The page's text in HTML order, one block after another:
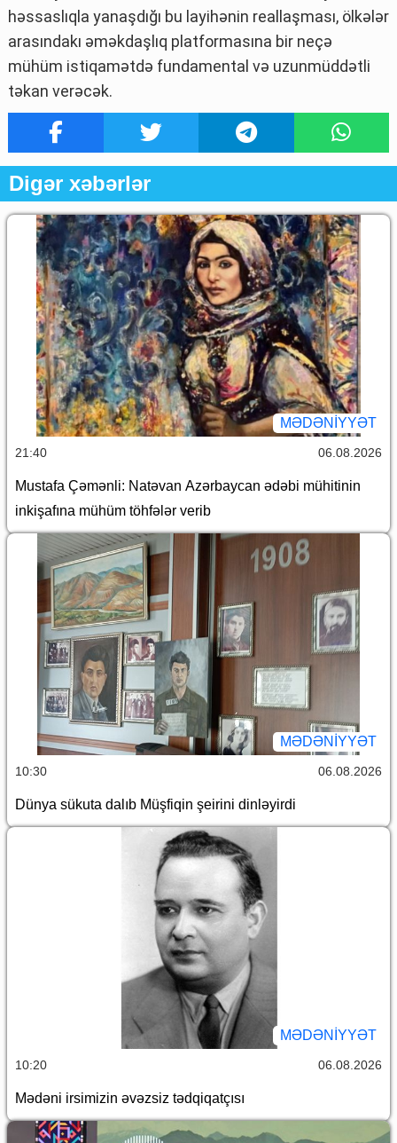
həssaslıqla yanaşdığı bu layihənin reallaşması, ölkələr
arasındakı əməkdaşlıq platformasına bir neçə
mühüm istiqamətdə fundamental və uzunmüddətli
təkan verəcək.
Digər xəbərlər
MƏDƏNIYYƏT
21:40 06.08.2026
Mustafa Çəmənli: Natəvan Azərbaycan ədəbi mühitinin
inkişafına mühüm töhfələr verib
MƏDƏNIYYƏT
10:30 06.08.2026
Dünya sükuta dalıb Müşfiqin şeirini dinləyirdi
MƏDƏNIYYƏT
10:20 06.08.2026
Mədəni irsimizin əvəzsiz tədqiqatçısı